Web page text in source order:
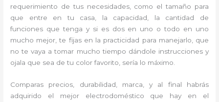
requerimiento de tus necesidades, como el tamaño para
que entre en tu casa, la capacidad, la cantidad de
funciones que tenga y si es dos en uno o todo en uno
mucho mejor, te fijas en la practicidad para manejarlo, que
no te vaya a tomar mucho tiempo dándole instrucciones y
ojala que sea de tu color favorito, sería lo máximo.
Comparas precios, durabilidad, marca, y al final habrás
adquirido el mejor electrodoméstico que hay en el